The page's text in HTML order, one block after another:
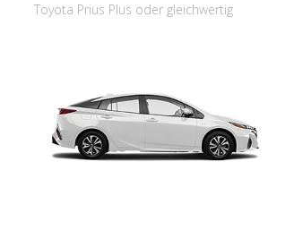
Toyota Prius Plus oder gleichwertig